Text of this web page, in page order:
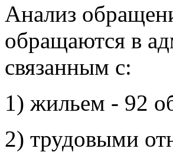
Анализ
обращаются в
связанным с:
1) жильем - 92
2) трудовыми